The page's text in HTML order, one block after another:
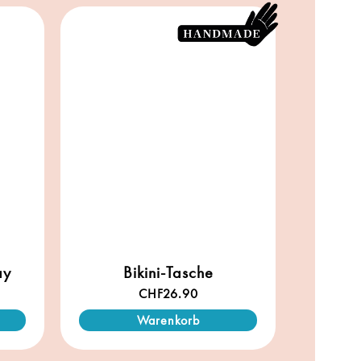
Bikini-Tasche
CHF26.90
Warenkorb